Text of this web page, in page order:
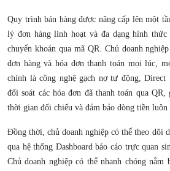
Quy trình bán hàng được nâng cấp lên một
lý đơn hàng linh hoạt và đa dạng hình
chuyển khoản qua mã QR. Chủ doanh
đơn hàng và hóa đơn thanh toán mọi lúc,
chính là công nghệ gạch nợ tự động, Direct
đối soát các hóa đơn đã thanh toán qua
thời gian đối chiếu và đảm bảo dòng tiền
Đồng thời, chủ doanh nghiệp có thể theo dõi
qua hệ thống Dashboard báo cáo trực quan
Chủ doanh nghiệp có thể nhanh chóng